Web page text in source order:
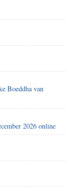
Boeddha van
2026 online